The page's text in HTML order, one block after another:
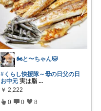
🏍と〜ちゃん🐱
#くらし快援隊～母の日父の日
お中元 実は脂 ...
￥ 2,222
0 0 8